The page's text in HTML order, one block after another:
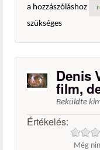
a hozzászóláshoz
szükséges
Denis
film,
Beküldte
Értékelés:
Még